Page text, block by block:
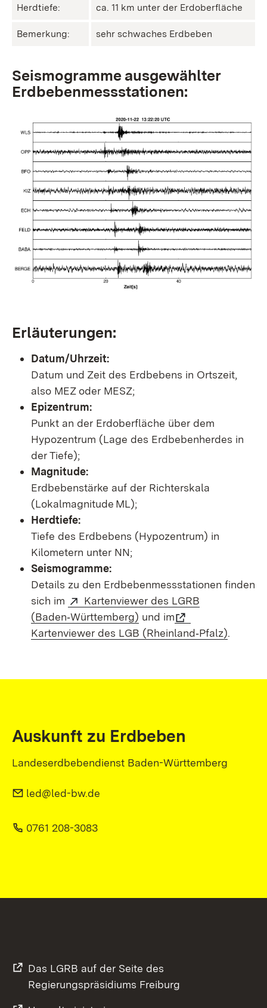
Herdtiefe: ca. 11 km unter der Erdoberfläche
Bemerkung: sehr schwaches Erdbeben
Seismogramme ausgewählter
Erdbebenmessstationen:
Erläuterungen:
Datum/Uhrzeit:
Datum und Zeit des Erdbebens in Ortszeit,
also MEZ oder MESZ;
Epizentrum:
Punkt an der Erdoberfläche über dem
Hypozentrum (Lage des Erdbebenherdes in
der Tiefe);
Magnitude:
Erdbebenstärke auf der Richterskala
(Lokalmagnitude ML);
Herdtiefe:
Tiefe des Erdbebens (Hypozentrum) in
Kilometern unter NN;
Seismogramme:
Details zu den Erdbebenmessstationen finden
sich im
Kartenviewer des LGRB
(Baden‑Württemberg) und im
Kartenviewer des LGB (Rheinland‑Pfalz).
Auskunft zu Erdbeben
Landeserdbebendienst Baden-Württemberg
led@led-bw.de
0761 208-3083
Das LGRB auf der Seite des
Regierungspräsidiums Freiburg